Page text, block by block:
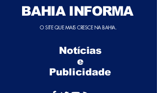
BAHIA INFORMA
O SITE QUE MAIS CRESCE NA BAHIA.
Notícias
e
Publicidade